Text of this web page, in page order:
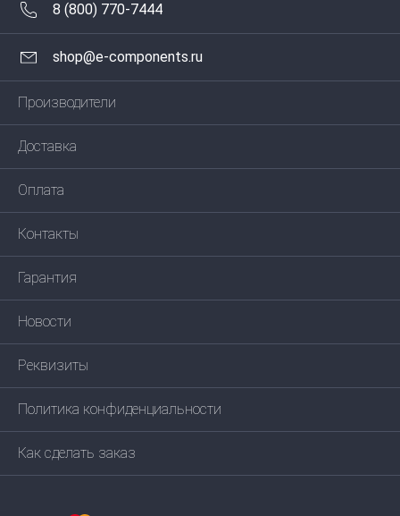
8 (800) 770-7444
shop@e-components.ru
Производители
Доставка
Оплата
Контакты
Гарантия
Новости
Реквизиты
Политика конфиденциальности
Как сделать заказ